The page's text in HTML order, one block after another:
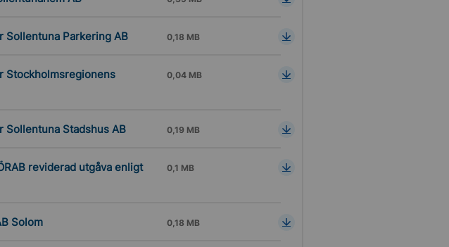
Sollentuna Parkering AB 0,18 MB
Stockholmsregionens
0,04 MB
Sollentuna Stadshus AB 0,19 MB
reviderad utgåva enligt
0,1 MB
Solom 0,18 MB